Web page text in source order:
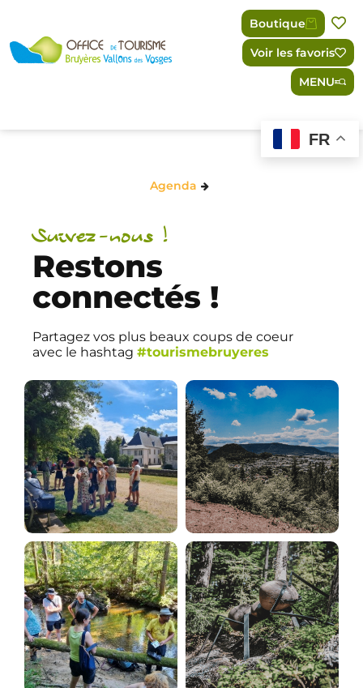
Boutique
Voir les favoris
MENU
FR
Agenda
Suivez-nous !
Restons
connectés !
Partagez vos plus beaux coups de coeur
avec le hashtag #tourismebruyeres